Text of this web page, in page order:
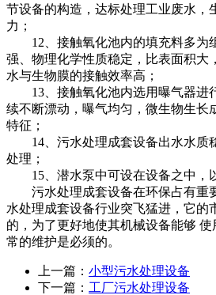
节设备的构造，达标处理工业废水，
力；
12、接触氧化池内的填充料多为
强、物理化学性质稳定，比表面积大
水与生物膜的接触效率高；
13、接触氧化池内选用曝气器进
续不断漂动，曝气均匀，微生物生长
特征；
14、污水处理成套设备出水水质
处理；
15、潜水泵中可设在设备之中
污水处理成套设备在环保占有重
水处理成套设备行业突飞猛进，它的
的，为了更好地使其机械设备能够 使
常的维护是必须的。
上一篇： 小型污水处理设备
下一篇： 工厂污水处理设备